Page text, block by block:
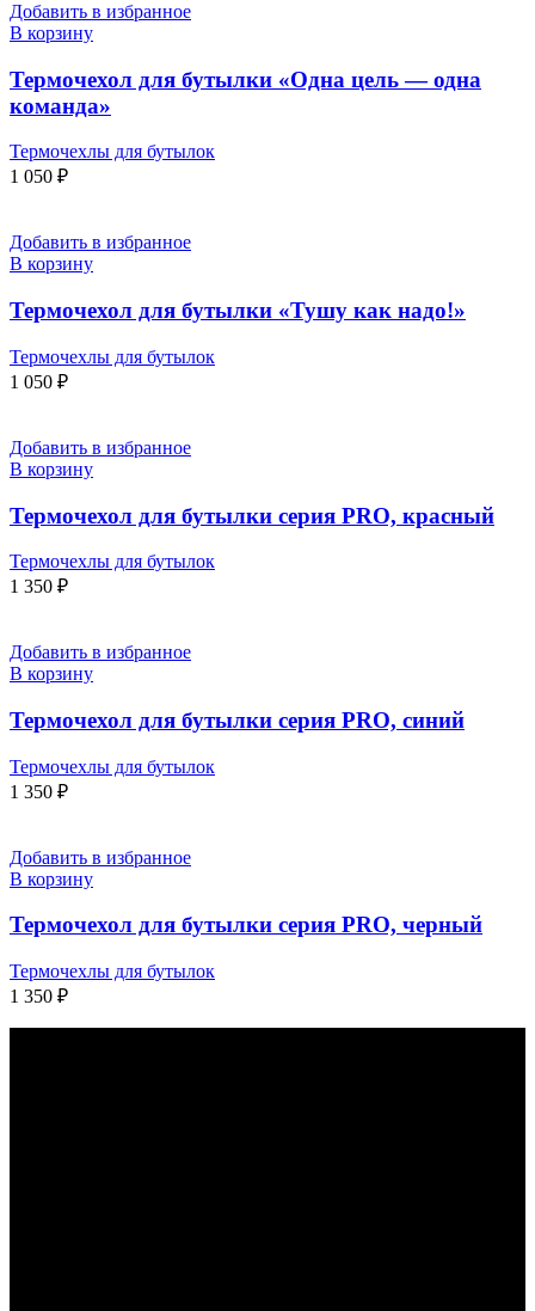
Добавить в избранное
В корзину
Термочехол для бутылки «Одна цель — одна
команда»
Термочехлы для бутылок
1 050 ₽
Добавить в избранное
В корзину
Термочехол для бутылки «Тушу как надо!»
Термочехлы для бутылок
1 050 ₽
Добавить в избранное
В корзину
Термочехол для бутылки серия PRO, красный
Термочехлы для бутылок
1 350 ₽
Добавить в избранное
В корзину
Термочехол для бутылки серия PRO, синий
Термочехлы для бутылок
1 350 ₽
Добавить в избранное
В корзину
Термочехол для бутылки серия PRO, черный
Термочехлы для бутылок
1 350 ₽